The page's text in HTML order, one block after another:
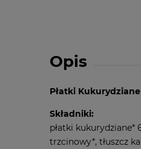
Opis
Płatki
Składniki:
płatki kukurydziane*
trzcinowy*, tłuszcz